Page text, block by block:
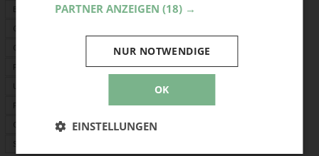
Basteln mit Kindern
Geschenke
Origami
Fimo
Upcycling
Für Kinder
Ostern
Sommer-Bastelideen
PARTNER ANZEIGEN (18) →
OK
NUR NOTWENDIGE
EINSTELLUNGEN